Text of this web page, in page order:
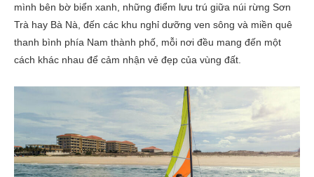
mình bên bờ biển xanh, những điểm lưu trú giữa núi rừng Sơn
Trà hay Bà Nà, đến các khu nghỉ dưỡng ven sông và miền quê
thanh bình phía Nam thành phố, mỗi nơi đều mang đến một
cách khác nhau để cảm nhận vẻ đẹp của vùng đất.